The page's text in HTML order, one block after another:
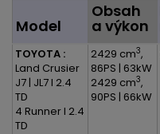
Model
Obsah
a výkon
TOYOTA :
Land Crusier
J7 | JL7 I 2.4
TD
4 Runner I 2.4
TD
2429 cm3,
86PS | 63kW
2429 cm3,
90PS | 66kW